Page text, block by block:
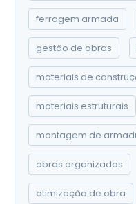
ferragem armada
gestão de obras
materiais de
materiais estruturais
montagem de
obras organizadas
otimização de obra